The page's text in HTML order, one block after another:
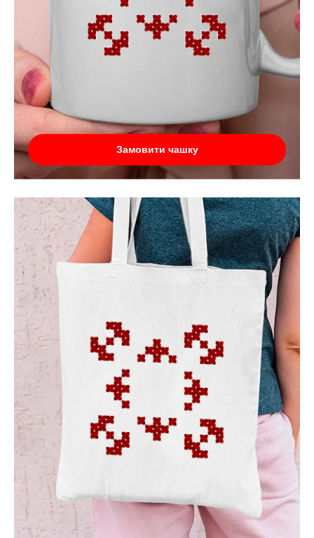
Замовити чашку